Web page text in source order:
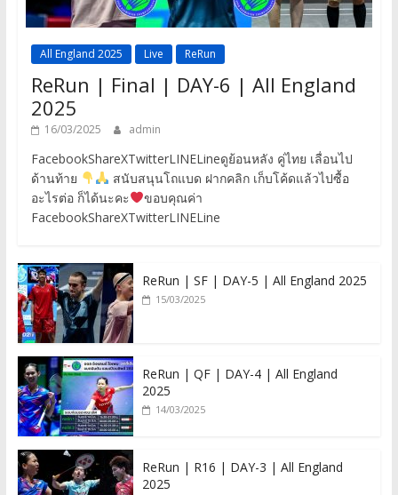
All England 2025 Live ReRun
ReRun | Final | DAY-6 | All England
2025
16/03/2025 admin
FacebookShareXTwitterLINELineดูย้อนหลัง คู่ไทย เลื่อนไป
ด้านท้าย
สนับสนุนโถแบด ฝากคลิก เก็บโค้ดแล้วไปซื้อ
อะไรต่อ ก็ได้นะคะ
ขอบคุณค่า
FacebookShareXTwitterLINELine
ReRun | SF | DAY-5 | All England 2025
15/03/2025
ReRun | QF | DAY-4 | All England
2025
14/03/2025
ReRun | R16 | DAY-3 | All England
2025